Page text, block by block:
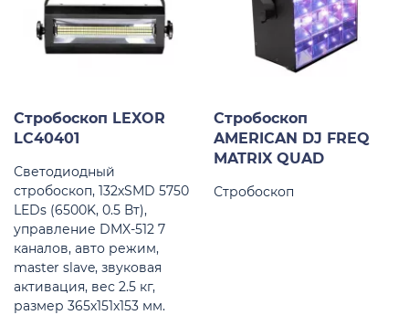
Стробоскоп LEXOR
LC40401
Светодиодный
стробоскоп, 132хSMD 5750
LEDs (6500K, 0.5 Вт),
управление DMX-512 7
каналов, авто режим,
master slave, звуковая
активация, вес 2.5 кг,
размер 365х151х153 мм.
Стробоскоп
AMERICAN DJ FREQ
MATRIX QUAD
Стробоскоп